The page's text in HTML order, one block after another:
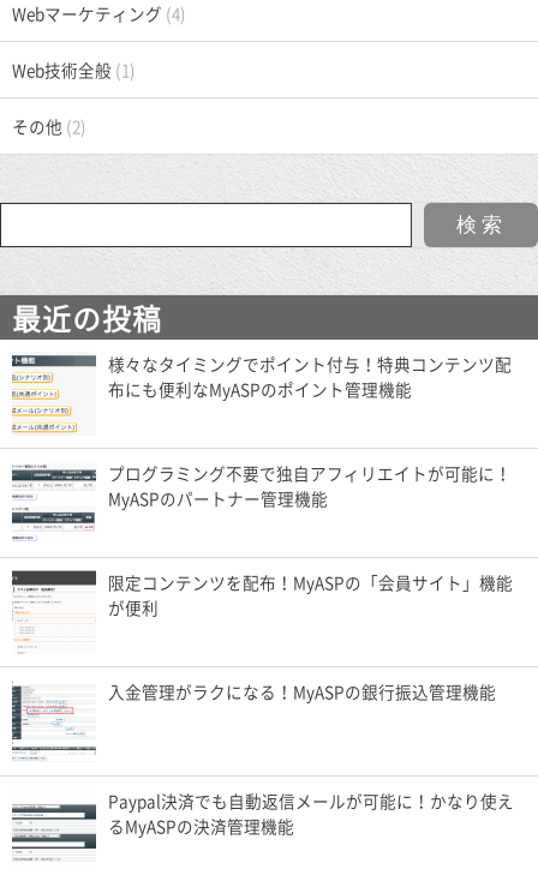
Webマーケティング (4)
Web技術全般 (1)
その他 (2)
最近の投稿
様々なタイミングでポイント付与！特典コンテンツ配
布にも便利なMyASPのポイント管理機能
プログラミング不要で独自アフィリエイトが可能に！
MyASPのパートナー管理機能
限定コンテンツを配布！MyASPの「会員サイト」機能
が便利
入金管理がラクになる！MyASPの銀行振込管理機能
Paypal決済でも自動返信メールが可能に！かなり使え
るMyASPの決済管理機能